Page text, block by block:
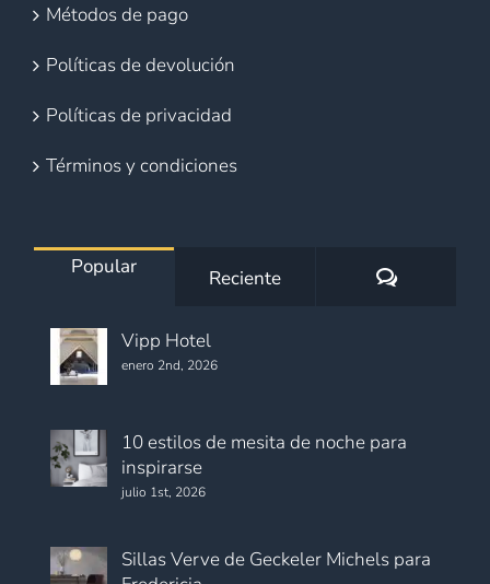
Métodos de pago
Políticas de devolución
Políticas de privacidad
Términos y condiciones
Popular Reciente
Vipp Hotel
enero 2nd, 2026
10 estilos de mesita de noche para
inspirarse
julio 1st, 2026
Sillas Verve de Geckeler Michels para